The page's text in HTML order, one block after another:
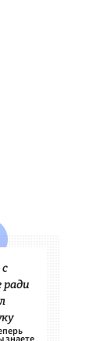
ради